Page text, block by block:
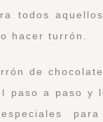
todos
hacer turrón.
de
paso a paso y